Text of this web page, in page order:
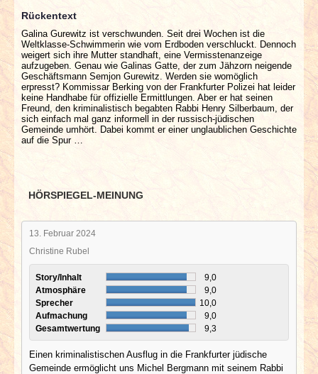
Rückentext
Galina Gurewitz ist verschwunden. Seit drei Wochen ist die
Weltklasse-Schwimmerin wie vom Erdboden verschluckt. Dennoch
weigert sich ihre Mutter standhaft, eine Vermisstenanzeige
aufzugeben. Genau wie Galinas Gatte, der zum Jähzorn neigende
Geschäftsmann Semjon Gurewitz. Werden sie womöglich
erpresst? Kommissar Berking von der Frankfurter Polizei hat leider
keine Handhabe für offizielle Ermittlungen. Aber er hat seinen
Freund, den kriminalistisch begabten Rabbi Henry Silberbaum, der
sich einfach mal ganz informell in der russisch-jüdischen
Gemeinde umhört. Dabei kommt er einer unglaublichen Geschichte
auf die Spur …
HÖRSPIEGEL-MEINUNG
13. Februar 2024
Christine Rubel
Story/Inhalt
9,0
Atmosphäre
9,0
Sprecher
10,0
Aufmachung
9,0
Gesamtwertung
9,3
Einen kriminalistischen Ausflug in die Frankfurter jüdische
Gemeinde ermöglicht uns Michel Bergmann mit seinem Rabbi